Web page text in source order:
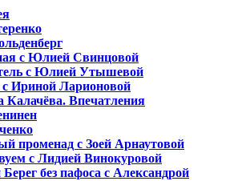
с Юлией Свинцовой
с Юлией Утышевой
Ириной Ларионовой
Калачёва. Впечатления
променад с Зоей Арнаутовой
с Лидией Винокуровой
без пафоса с Александрой